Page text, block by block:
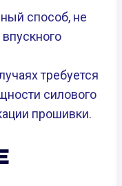
способ, не
требуется
силового
прошивки.